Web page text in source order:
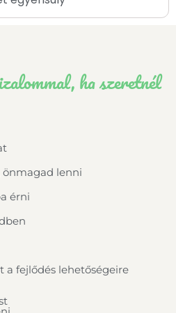
ha szeretnél
önmagad lenni
érni
a fejlődés lehetőségeire